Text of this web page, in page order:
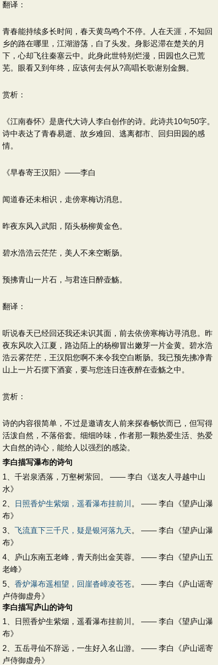
翻译：
青春能持续多长时间，春天黄鸟鸣个不停。人在天涯，不知回
乡的路在哪里，江湖游荡，白了头发。身影迟滞在楚关的月
下，心却飞往秦塞云中。此身此世特别烂漫，田园也久已荒
芜。眼看又到年终，应该何去何从?高唱长歌谢别金阙。
赏析：
《江南春怀》是唐代大诗人李白创作的诗。此诗共10句50字。
诗中表达了青春易逝、故乡难回、逃离都市、回归田园的感
情。
《早春寄王汉阳》——李白
闻道春还未相识，走傍寒梅访消息。
昨夜东风入武阳，陌头杨柳黄金色。
碧水浩浩云茫茫，美人不来空断肠。
预拂青山一片石，与君连日醉壶觞。
翻译：
听说春天已经回还我还未识其面，前去依傍寒梅访寻消息。昨
夜东风吹入江夏，路边陌上的杨柳冒出嫩芽一片金黄。碧水浩
浩云雾茫茫，王汉阳您啊不来令我空白断肠。我已预先拂净青
山上一片石摆下酒宴，要与您连日连夜醉在壶觞之中。
赏析：
诗的内容很简单，不过是邀请友人前来探春畅饮而已，但写得
活泼自然，不落俗套。细细吟味，作者那一颗热爱生活、热爱
大自然的诗心，能给人以强烈的感染。
李白描写瀑布的诗句
1、千岩泉洒落，万壑树萦回。 —— 李白《送友人寻越中山
水》
2、
日照香炉生紫烟，遥看瀑布挂前川
。 —— 李白《望庐山瀑
布》
3、 飞流直下三千尺，疑是银河落九天。 —— 李白《望庐山瀑
布》
4、庐山东南五老峰，青天削出金芙蓉。 —— 李白《望庐山五
老峰》
5、 香炉瀑布遥相望，回崖沓嶂凌苍苍。 —— 李白《庐山谣寄
卢侍御虚舟》
李白描写庐山的诗句
1、日照香炉生紫烟，遥看瀑布挂前川。 —— 李白《望庐山瀑
布》
2、五岳寻仙不辞远，一生好入名山游。 —— 李白《庐山谣寄
卢侍御虚舟》